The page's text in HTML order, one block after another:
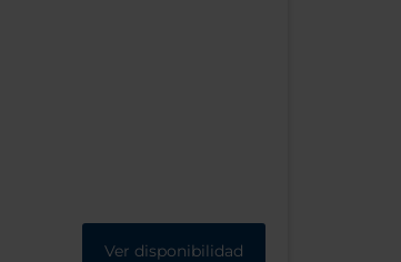
Ver disponibilidad